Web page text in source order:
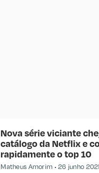
Nova série viciante
catálogo da Netflix e
rapidamente o top 10
Matheus Amorim 26 junho